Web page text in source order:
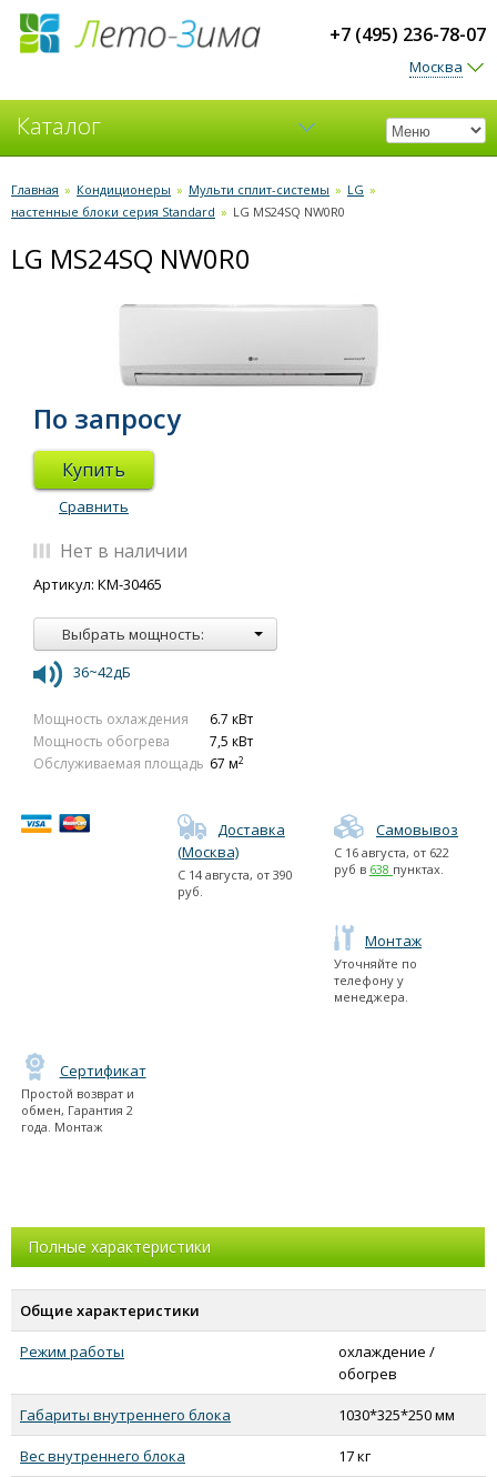
+7 (495) 236-78-07
Москва
Каталог
Кондиционеры
Главная » Кондиционеры » Мульти сплит-системы » LG »
настенные блоки серия Standard » LG MS24SQ NW0R0
LG MS24SQ NW0R0
По запросу
Купить
Сравнить
Нет в наличии
Артикул: КМ-30465
Выбрать мощность:
36~42дБ
Мощность охлаждения
6.7 кВт
Мощность обогрева
7,5 кВт
Обслуживаемая площадь 67 м2
Доставка
(Москва)
С 14 августа, от 390
руб.
Самовывоз
С 16 августа, от 622
руб в 638 пунктах.
Монтаж
Уточняйте по
телефону у
менеджера.
Сертификат
Простой возврат и
обмен, Гарантия 2
года. Монтаж
Полные характеристики
Общие характеристики
Режим работы
охлаждение /
обогрев
Габариты внутреннего блока 1030*325*250 мм
Вес внутреннего блока 17 кг